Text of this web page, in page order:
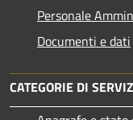
Personale
Documenti e dati
CATEGORIE DI